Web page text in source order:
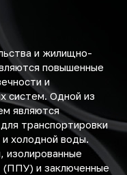
и жилищно-
повышенные
и
систем. Одной из
являются
транспортировки
холодной воды.
изолированные
(ППУ) и заключенные